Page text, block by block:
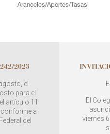
Aranceles/Aportes/Tasas
2023
el
para el
artículo 11
conforme a
del
El
viernes